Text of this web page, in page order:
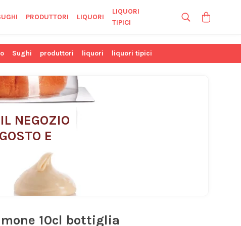
PRODUTTORI LIQUORI
LIQUORI
TIPICI
Sughi produttori liquori liquori tipici
NEGOZIO
E
10cl bottiglia